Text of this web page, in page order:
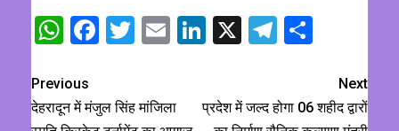
WhatsApp
Facebook
Twitter
EmailLinkedIn
X Telegram
Previous
देहरादून में मंजुल सिंह मांजिला
Next
प्रदेश में जल्द होगा 06 शहीद द्वारों